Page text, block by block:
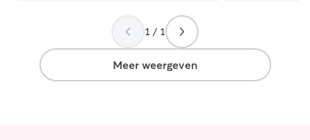
updates. Icor komt hier graag terug:-)”
1 / 1
Meer weergeven